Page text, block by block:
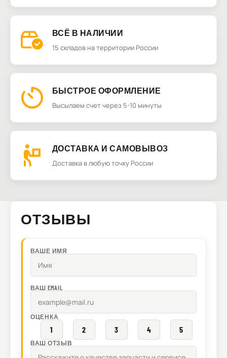
ВСЁ В НАЛИЧИИ
15 складов на территории России
БЫСТРОЕ ОФОРМЛЕНИЕ
Высылаем счет через 5-10 минуты
ДОСТАВКА И САМОВЫВОЗ
Доставка в любую точку России
ОТЗЫВЫ
ВАШЕ ИМЯ
ВАШ EMAIL
ОЦЕНКА
1 2 3 4 5
ВАШ ОТЗЫВ